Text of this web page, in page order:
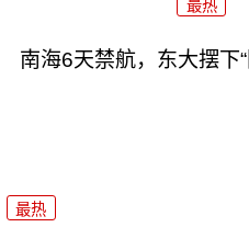
最热
南海6天禁航，东大摆下
最热